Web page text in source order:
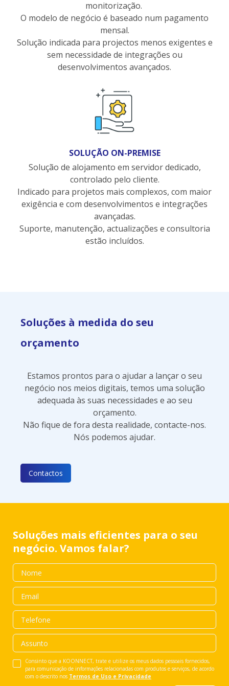
monitorização.
O modelo de negócio é baseado num pagamento
mensal.
Solução indicada para projectos menos exigentes e
sem necessidade de integrações ou
desenvolvimentos avançados.
SOLUÇÃO ON-PREMISE
Solução de alojamento em servidor dedicado,
controlado pelo cliente.
Indicado para projetos mais complexos, com maior
exigência e com desenvolvimentos e integrações
avançadas.
Suporte, manutenção, actualizações e consultoria
estão incluídos.
Soluções à medida do seu
orçamento
Estamos prontos para o ajudar a lançar o seu
negócio nos meios digitais, temos uma solução
adequada às suas necessidades e ao seu
orçamento.
Não fique de fora desta realidade, contacte-nos.
Nós podemos ajudar.
Contactos
Soluções mais eficientes para o seu
negócio. Vamos falar?
Consinto que a KOONNECT, trate e utilize os meus dados pessoais fornecidos,
para comunicação de informações relacionadas com produtos e serviços, de acordo
com o descrito nos Termos de Uso e Privacidade